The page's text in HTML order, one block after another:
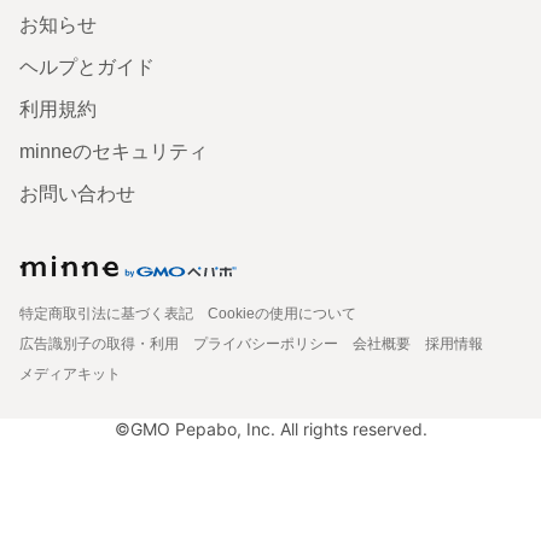
お知らせ
ヘルプとガイド
利用規約
minneのセキュリティ
お問い合わせ
特定商取引法に基づく表記
Cookieの使用について
広告識別子の取得・利用
プライバシーポリシー 会社概要
採用情報
メディアキット
©GMO Pepabo, Inc. All rights reserved.